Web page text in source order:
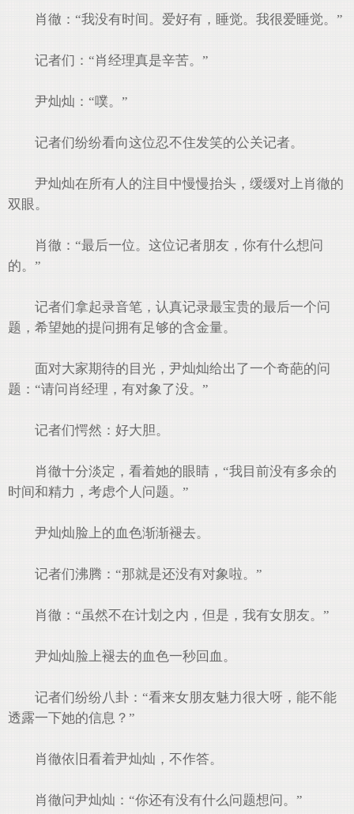
肖徹：“我没有时间。爱好有，睡觉。我很爱睡觉。”
记者们：“肖经理真是辛苦。”
尹灿灿：“噗。”
记者们纷纷看向这位忍不住发笑的公关记者。
尹灿灿在所有人的注目中慢慢抬头，缓缓对上肖徹的
双眼。
肖徹：“最后一位。这位记者朋友，你有什么想问
的。”
记者们拿起录音笔，认真记录最宝贵的最后一个问
题，希望她的提问拥有足够的含金量。
面对大家期待的目光，尹灿灿给出了一个奇葩的问
题：“请问肖经理，有对象了没。”
记者们愕然：好大胆。
肖徹十分淡定，看着她的眼睛，“我目前没有多余的
时间和精力，考虑个人问题。”
尹灿灿脸上的血色渐渐褪去。
记者们沸腾：“那就是还没有对象啦。”
肖徹：“虽然不在计划之内，但是，我有女朋友。”
尹灿灿脸上褪去的血色一秒回血。
记者们纷纷八卦：“看来女朋友魅力很大呀，能不能
透露一下她的信息？”
肖徹依旧看着尹灿灿，不作答。
肖徹问尹灿灿：“你还有没有什么问题想问。”